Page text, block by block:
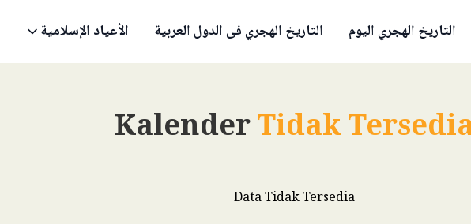
التاريخ الهجري اليوم التاريخ الهجري فى الدول العربية الأعياد الإسلامية
KalenderTidak
Data Tidak Tersedia